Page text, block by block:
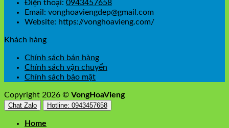
Điện thoại: 0943457658
Email: vonghoaviengdep@gmail.com
Website: https://vonghoavieng.com/
Khách hàng
Chính sách bán hàng
Chính sách vận chuyển
Chính sách bảo mật
Copyright 2026 © VongHoaVieng
Chat Zalo Hotline: 0943457658
Home